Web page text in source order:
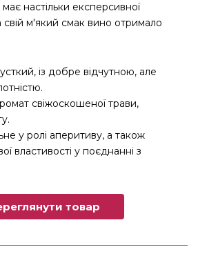
настільки експерсивної
свій м'який смак вино отримало
із добре відчутною, але
свіжоскошеної трави,
у ролі аперитиву, а також
властивості у поєднанні з
товар